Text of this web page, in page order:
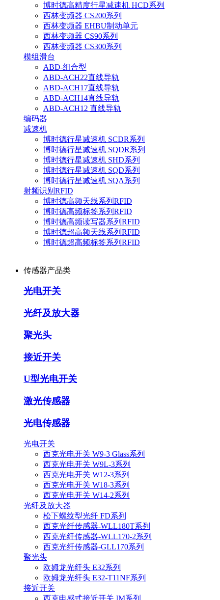
博时德高精度行星减速机 HCD系列
西林变频器 CS200系列
西林变频器 EHBU制动单元
西林变频器 CS90系列
西林变频器 CS300系列
模组滑台
ABD-组合型
ABD-ACH22直线导轨
ABD-ACH17直线导轨
ABD-ACH14直线导轨
ABD-ACH12 直线导轨
编码器
减速机
博时德行星减速机 SCDR系列
博时德行星减速机 SQDR系列
博时德行星减速机 SHD系列
博时德行星减速机 SQD系列
博时德行星减速机 SQA系列
射频识别RFID
博时德高频天线系列RFID
博时德高频标签系列RFID
博时德高频读写器系列RFID
博时德超高频天线系列RFID
博时德超高频标签系列RFID
传感器产品类
光电开关
光纤及放大器
聚光头
接近开关
U型光电开关
激光传感器
光电传感器
光电开关
西克光电开关 W9-3 Glass系列
西克光电开关 W9L-3系列
西克光电开关 W12-3系列
西克光电开关 W18-3系列
西克光电开关 W14-2系列
光纤及放大器
松下螺纹型光纤 FD系列
西克光纤传感器-WLL180T系列
西克光纤传感器-WLL170-2系列
西克光纤传感器-GLL170系列
聚光头
欧姆龙光纤头 E32系列
欧姆龙光纤头 E32-T11NF系列
接近开关
西克电感式接近开关 IM系列